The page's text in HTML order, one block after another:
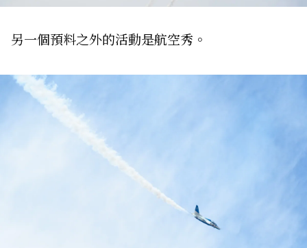
另一個預料之外的活動是航空秀。